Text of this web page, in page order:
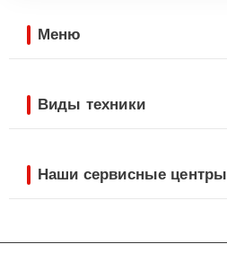
Меню
Виды техники
Наши сервисные центры